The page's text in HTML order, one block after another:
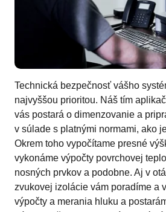
Technická bezpečnosť vášho
najvyššou prioritou. Náš tím
vás postará o dimenzovanie a
v súlade s platnými normami, ako
Okrem toho vypočítame presné
vykonáme výpočty povrchovej
nosných prvkov a podobne. Aj v
zvukovej izolácie vám poradíme a
výpočty a merania hluku a